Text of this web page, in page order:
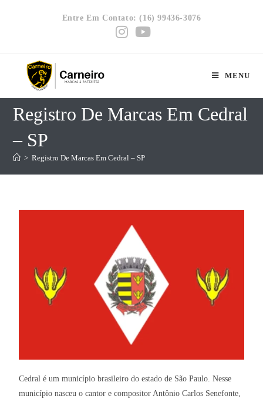
Entre Em Contato: (16) 99436-3076
MENU
Registro De Marcas Em Cedral
– SP
> Registro De Marcas Em Cedral – SP
Cedral é um município brasileiro do estado de São Paulo. Nesse
município nasceu o cantor e compositor Antônio Carlos Senefonte,